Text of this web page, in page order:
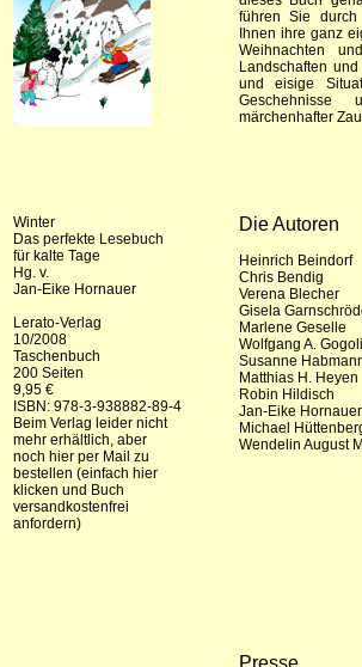
führen Sie
Ihnen ihre ganz
Weihnachten
Landschaften
und eisige
Geschehnisse
märchenhafter
Winter
Das perfekte Lesebuch
für kalte Tage
Hg. v.
Jan-Eike Hornauer
Lerato-Verlag
10/2008
Taschenbuch
200 Seiten
9,95 €
ISBN: 978-3-938882-89-4
Beim Verlag leider nicht
mehr erhältlich, aber
noch hier per Mail zu
bestellen (einfach hier
klicken und Buch
versandkostenfrei
anfordern)
Die Autoren
Heinrich Beindorf
Chris Bendig
Verena Blecher
Gisela
Marlene Geselle
Wolfgang A.
Susanne
Matthias H. Heyen
Robin Hildisch
Jan-Eike Hornauer
Michael
Wendelin August
Presse